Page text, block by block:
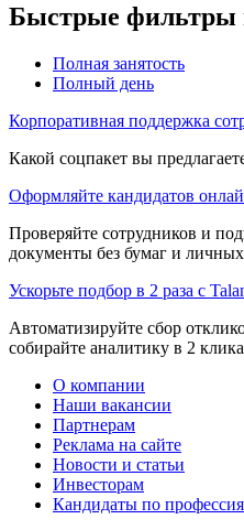
Быстрые фильтры
Полная занятость
Полный день
Корпоративная поддержка
Какой соцпакет вы
Оформляйте кандидатов
Проверяйте сотрудников и
документы без бумаг и
Ускорьте подбор в 2 раза с
Автоматизируйте сбор
собирайте аналитику в 2 клика
О компании
Наши вакансии
Партнерам
Реклама на сайте
Новости и статьи
Инвесторам
Кандидаты по